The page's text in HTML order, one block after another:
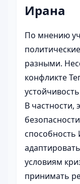
Ирана
По мнению
разными.
конфликте
В частности,
безопасности
способность
условиям
принимать